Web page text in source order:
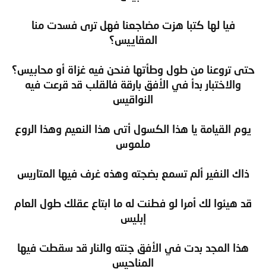
فيا لها كتبا هزت مضاجعنا فهل ترى فسدت منا
المقاييس؟
حتى تروعنا من طول وطأتها فنحن فيه غزاة أو محابيس؟
والاختبار بدأ في الأفق بارقة فالقلب قد قرعت فيه
النواقيس
يوم القيامة يا هذا الكسول أتى هذا النعيم وهذا الروع
ملموس
ذاك النفير ألم تسمع بضجته وهذه غرف فيها المتاريس
قد هيئوا لك أمرا لو فطنت له ما ابتاع عقلك طول العام
إبليس
هذا المجد بدت في الأفق جنته والنار قد سقطت فيها
المناحيس